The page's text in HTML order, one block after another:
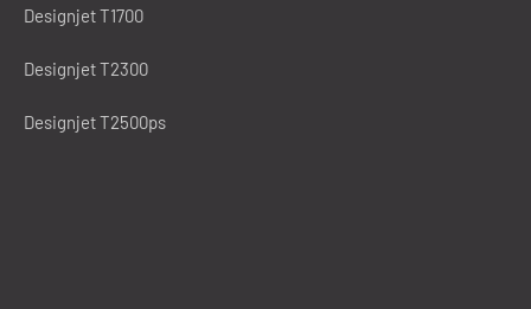
Designjet T1700
Designjet T2300
Designjet T2500ps